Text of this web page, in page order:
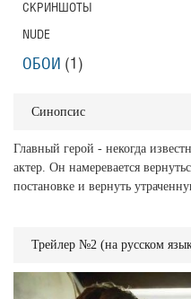
Синопсис
Главный герой - некогда
актер. Он намеревается
постановке и вернуть
Трейлер №2 (на русском
СКРИНШОТЫ
NUDE
ОБОИ (1)